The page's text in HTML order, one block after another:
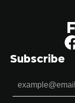
Subscribe